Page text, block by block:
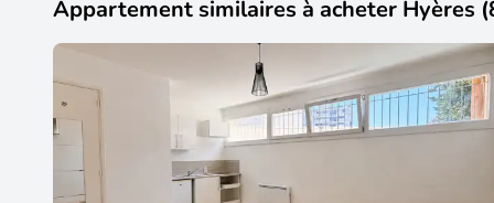
Appartement similaires à acheter Hyères